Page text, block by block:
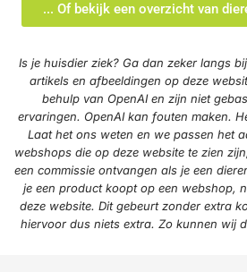
... Of bekijk een overzicht van
Is je huisdier ziek? Ga dan zeker langs
artikels en afbeeldingen op deze
behulp van OpenAI en zijn niet
ervaringen. OpenAI kan fouten maken.
Laat het ons weten en we passen het
webshops die op deze website te zien
een commissie ontvangen als je een
je een product koopt op een webshop,
deze website. Dit gebeurt zonder extra
hiervoor dus niets extra. Zo kunnen wij